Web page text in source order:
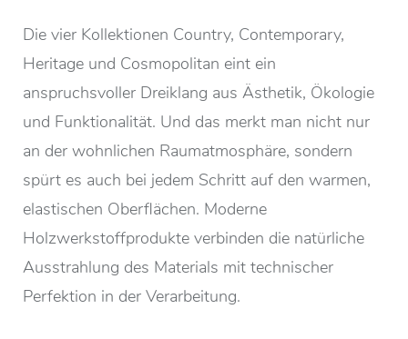
Die vier Kollektionen Country, Contemporary,
Heritage und Cosmopolitan eint ein
anspruchsvoller Dreiklang aus Ästhetik, Ökologie
und Funktionalität. Und das merkt man nicht nur
an der wohnlichen Raumatmosphäre, sondern
spürt es auch bei jedem Schritt auf den warmen,
elastischen Oberflächen. Moderne
Holzwerkstoffprodukte verbinden die natürliche
Ausstrahlung des Materials mit technischer
Perfektion in der Verarbeitung.